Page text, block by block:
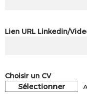
Lien URL Linkedin/
Choisir un CV
Sélectionner